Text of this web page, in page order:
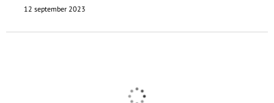
12 september 2023